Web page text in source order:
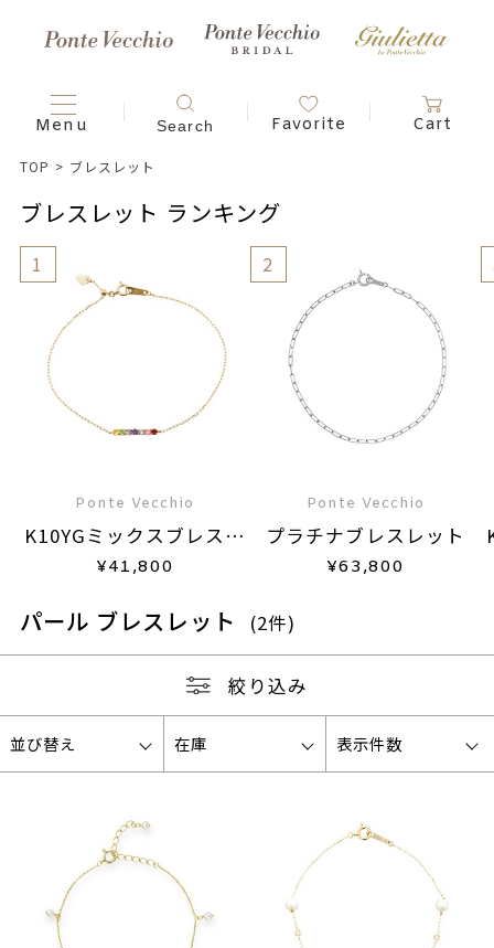
TOP > ブレスレット
ブレスレット ランキング
1
Ponte Vecchio
K10YGミックスブレスレ
ット
¥41,800
2
Ponte Vecchio
プラチナブレスレット
¥63,800
パール ブレスレット (2件)
絞り込み
並び替え 在庫 表示件数